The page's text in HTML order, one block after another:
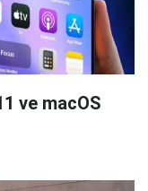
ve macOS